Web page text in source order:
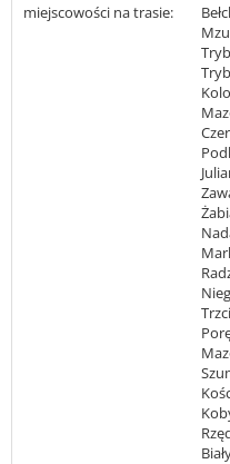
miejscowości na trasie: